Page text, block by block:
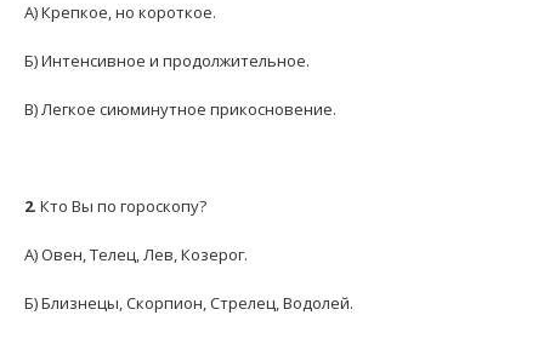
А) Крепкое, но короткое.
Б) Интенсивное и продолжительное.
В) Легкое сиюминутное прикосновение.
2. Кто Вы по гороскопу?
А) Овен, Телец, Лев, Козерог.
Б) Близнецы, Скорпион, Стрелец, Водолей.